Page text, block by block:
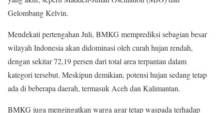
Gelombang Kelvin.
Mendekati pertengahan Juli, BMKG memprediksi sebagian besar
wilayah Indonesia akan didominasi oleh curah hujan rendah,
dengan sekitar 72,19 persen dari total area terpantau dalam
kategori tersebut. Meskipun demikian, potensi hujan sedang tetap
ada di beberapa daerah, termasuk Aceh dan Kalimantan.
BMKG juga mengingatkan warga agar tetap waspada terhadap